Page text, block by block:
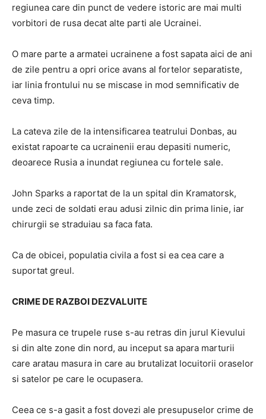
regiunea care din punct de vedere istoric are mai multi
vorbitori de rusa decat alte parti ale Ucrainei.
O mare parte a armatei ucrainene a fost sapata aici de ani
de zile pentru a opri orice avans al fortelor separatiste,
iar linia frontului nu se miscase in mod semnificativ de
ceva timp.
La cateva zile de la intensificarea teatrului Donbas, au
existat rapoarte ca ucrainenii erau depasiti numeric,
deoarece Rusia a inundat regiunea cu fortele sale.
John Sparks a raportat de la un spital din Kramatorsk,
unde zeci de soldati erau adusi zilnic din prima linie, iar
chirurgii se straduiau sa faca fata.
Ca de obicei, populatia civila a fost si ea cea care a
suportat greul.
CRIME DE RAZBOI DEZVALUITE
Pe masura ce trupele ruse s-au retras din jurul Kievului
si din alte zone din nord, au inceput sa apara marturii
care aratau masura in care au brutalizat locuitorii oraselor
si satelor pe care le ocupasera.
Ceea ce s-a gasit a fost dovezi ale presupuselor crime de